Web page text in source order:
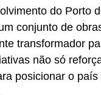
do Porto
conjunto de
transformador
não só
posicionar o